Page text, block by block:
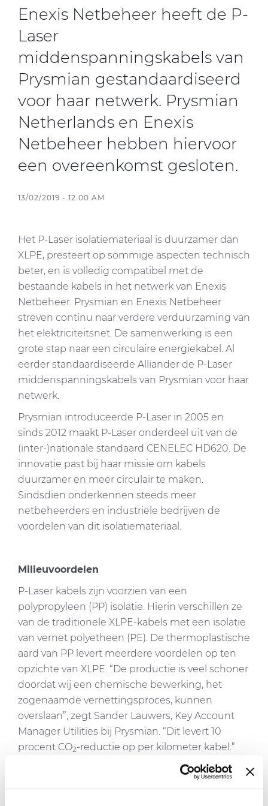
CableApp
Haspel retouren
DOWNLOADS
CONTACT
MEDIA
Enexis Netbeheer heeft de P-
Laser
middenspanningskabels van
Prysmian gestandaardiseerd
voor haar netwerk. Prysmian
Netherlands en Enexis
Netbeheer hebben hiervoor
een overeenkomst gesloten.
13/02/2019 - 12:00 AM
Het P-Laser isolatiemateriaal is duurzamer dan
XLPE, presteert op sommige aspecten technisch
beter, en is volledig compatibel met de
bestaande kabels in het netwerk van Enexis
Netbeheer. Prysmian en Enexis Netbeheer
streven continu naar verdere verduurzaming van
het elektriciteitsnet. De samenwerking is een
grote stap naar een circulaire energiekabel. Al
eerder standaardiseerde Alliander de P-Laser
middenspanningskabels van Prysmian voor haar
netwerk.
Prysmian introduceerde P-Laser in 2005 en
sinds 2012 maakt P-Laser onderdeel uit van de
(inter-)nationale standaard CENELEC HD620. De
innovatie past bij haar missie om kabels
duurzamer en meer circulair te maken.
Sindsdien onderkennen steeds meer
netbeheerders en industriële bedrijven de
voordelen van dit isolatiemateriaal.
Milieuvoordelen
P-Laser kabels zijn voorzien van een
polypropyleen (PP) isolatie. Hierin verschillen ze
van de traditionele XLPE-kabels met een isolatie
van vernet polyetheen (PE). De thermoplastische
aard van PP levert meerdere voordelen op ten
opzichte van XLPE. “De productie is veel schoner
doordat wij een chemische bewerking, het
zogenaamde vernettingsproces, kunnen
overslaan”, zegt Sander Lauwers, Key Account
Manager Utilities bij Prysmian. “Dit levert 10
procent CO2-reductie op per kilometer kabel.”
Een ander milieuvoordeel is dat P-Laser isolatie